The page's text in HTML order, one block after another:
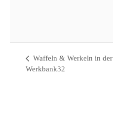
Waffeln & Werkeln in der
Werkbank32